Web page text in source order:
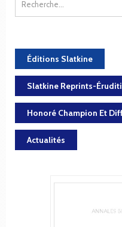
Éditions Slatkine
Slatkine Reprints-
Honoré Champion Et
Actualités